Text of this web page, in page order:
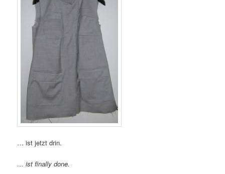
… ist jetzt drin.
… ist finally done.